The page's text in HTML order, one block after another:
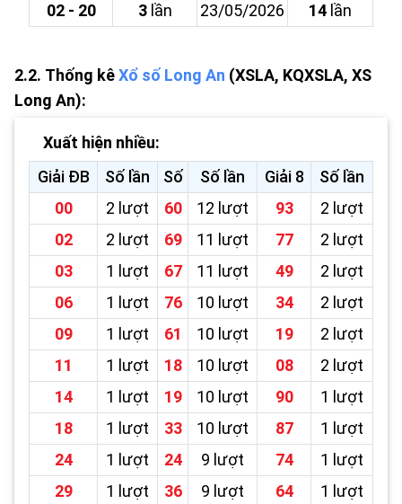
02 - 20
3lần 23/05/2026 14 lần
2.2. Thống kêXổ số Long An (XSLA, KQXSLA, XS
Long An):
Xuất hiện nhiều:
Giải ĐB
Số lần Số Số lần Giải 8
Số lần
00
2 lượt 60 12 lượt 93
2 lượt
02
2 lượt 69 11 lượt 77
2 lượt
03
1 lượt 67 11 lượt 49
2 lượt
06
1 lượt 76 10 lượt 34
2 lượt
09
1 lượt 61 10 lượt 19
2 lượt
11
1 lượt 18 10 lượt 08
2 lượt
14
1 lượt 19 10 lượt 90
1 lượt
18
1 lượt 33 10 lượt 87
1 lượt
24
1 lượt 24 9 lượt 74
1 lượt
29
1 lượt 36 9 lượt 64 1 lượt